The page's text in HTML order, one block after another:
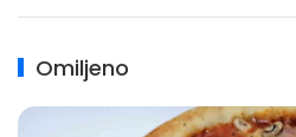
Omiljeno